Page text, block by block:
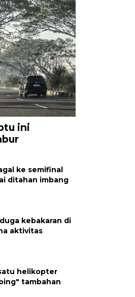
ini
ke semifinal
ditahan imbang
kebakaran di
aktivitas
helikopter
tambahan